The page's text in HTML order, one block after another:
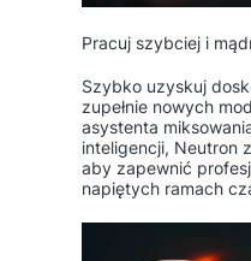
Pracuj szybciej i
Szybko uzyskuj
zupełnie nowych
asystenta
inteligencji, Neutron
aby zapewnić
napiętych ramach